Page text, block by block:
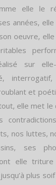
elle le
années,
oeuvre,
sur
et
elle met le
nos luttes,
ses
elle
plus